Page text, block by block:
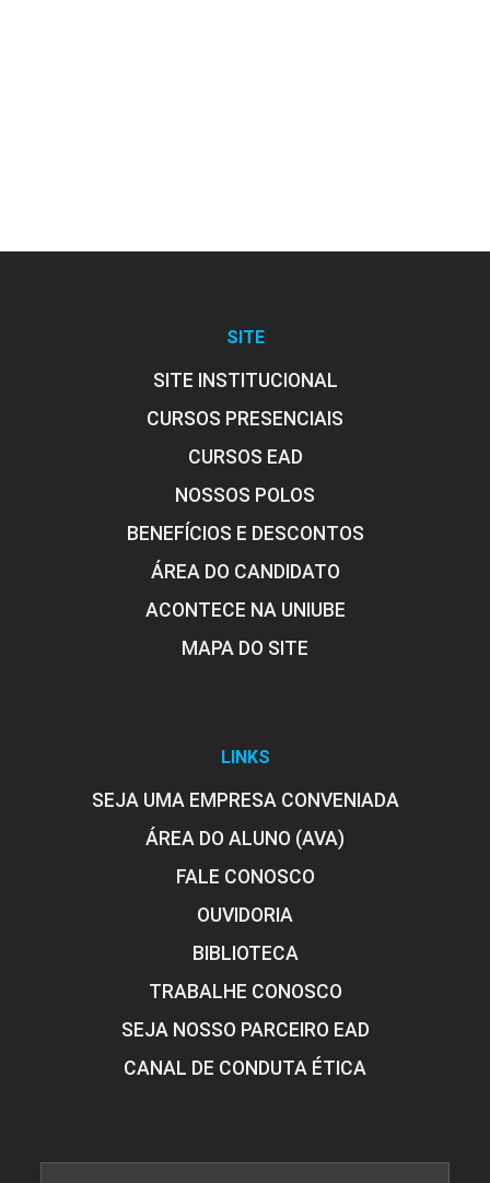
Exame Físico Geral
10h
Etapa do Processo de Enfermagem:
Diagnósticos de Enfermagem
10h
Etapa do Processo de Enfermagem:
SITE
SITE INSTITUCIONAL
CURSOS PRESENCIAIS
CURSOS EAD
NOSSOS POLOS
BENEFÍCIOS E DESCONTOS
ÁREA DO CANDIDATO
ACONTECE NA UNIUBE
MAPA DO SITE
LINKS
SEJA UMA EMPRESA CONVENIADA
ÁREA DO ALUNO (AVA)
FALE CONOSCO
OUVIDORIA
BIBLIOTECA
TRABALHE CONOSCO
SEJA NOSSO PARCEIRO EAD
CANAL DE CONDUTA ÉTICA